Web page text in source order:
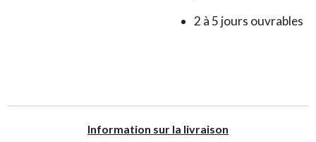
2 à 5 jours ouvrables
Information sur la livraison